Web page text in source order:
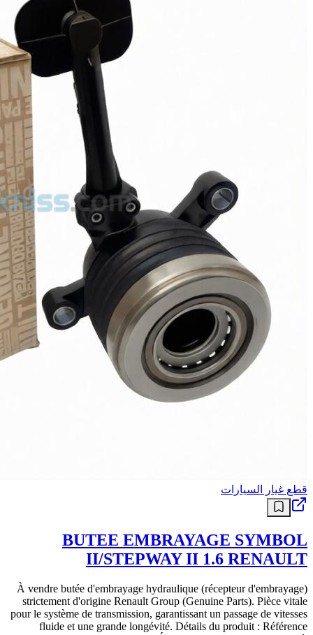
Je vends ma Peugeot 2008, finition Active, mise en circulation en
2021. Le véhicule est dans un excellent état mécanique et intérieur,
très agréable à conduire et parfaitement entretenu. Détails du
véhicule : Modèle : Peugeot 2008 Finition : Active Année : 2021
État général : Très propre, aucun frais à prévoir sur la partie
mécanique. À noter : La voiture présente uniquement des dégâts de
carrosserie sur la portière du coffre et le pare-chocs arrière (suite à
un choc). Le reste de la carrosserie est impeccable. Le prix tient
compte des réparations de carrosserie à prévoir. C'est une excellente
occasion pour repartir avec un SUV récent à un tarif attractif. Pour
plus d'informations, veuillez me contacter au